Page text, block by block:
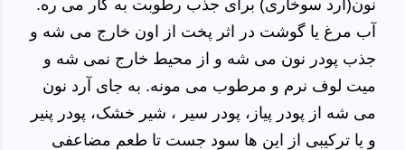
نون(آرد سوخاری) برای جذب رطوبت به کار می ره.
آب مرغ یا گوشت در اثر پخت از اون خارج می شه و
جذب پودر نون می شه و از محیط خارج نمی شه و
میت لوف نرم و مرطوب می مونه. به جای آرد نون
می شه از پودر پیاز، پودر سیر ، شیر خشک، پودر پنیر
و یا ترکیبی از این ها سود جست تا طعم مضاعفی